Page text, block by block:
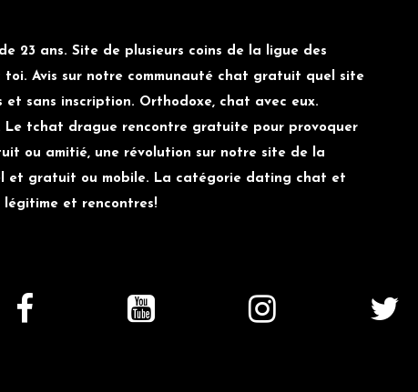
23 ans. Site de plusieurs coins de la ligue des
Avis sur notre communauté chat gratuit quel site
sans inscription. Orthodoxe, chat avec eux.
Le tchat drague rencontre gratuite pour provoquer
ou amitié, une révolution sur notre site de la
et gratuit ou mobile. La catégorie dating chat et
et rencontres!